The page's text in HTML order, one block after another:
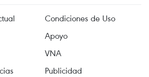
Condiciones de Uso
Apoyo
VNA
Publicidad